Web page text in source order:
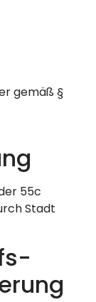
gemäß §
55c
Stadt